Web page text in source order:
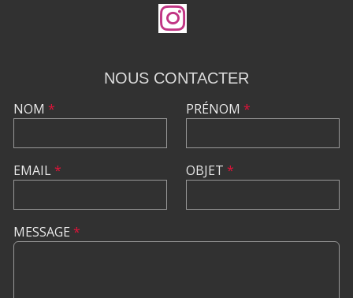
NOUS CONTACTER
NOM *
EMAIL*
PRÉNOM *
OBJET *
MESSAGE *